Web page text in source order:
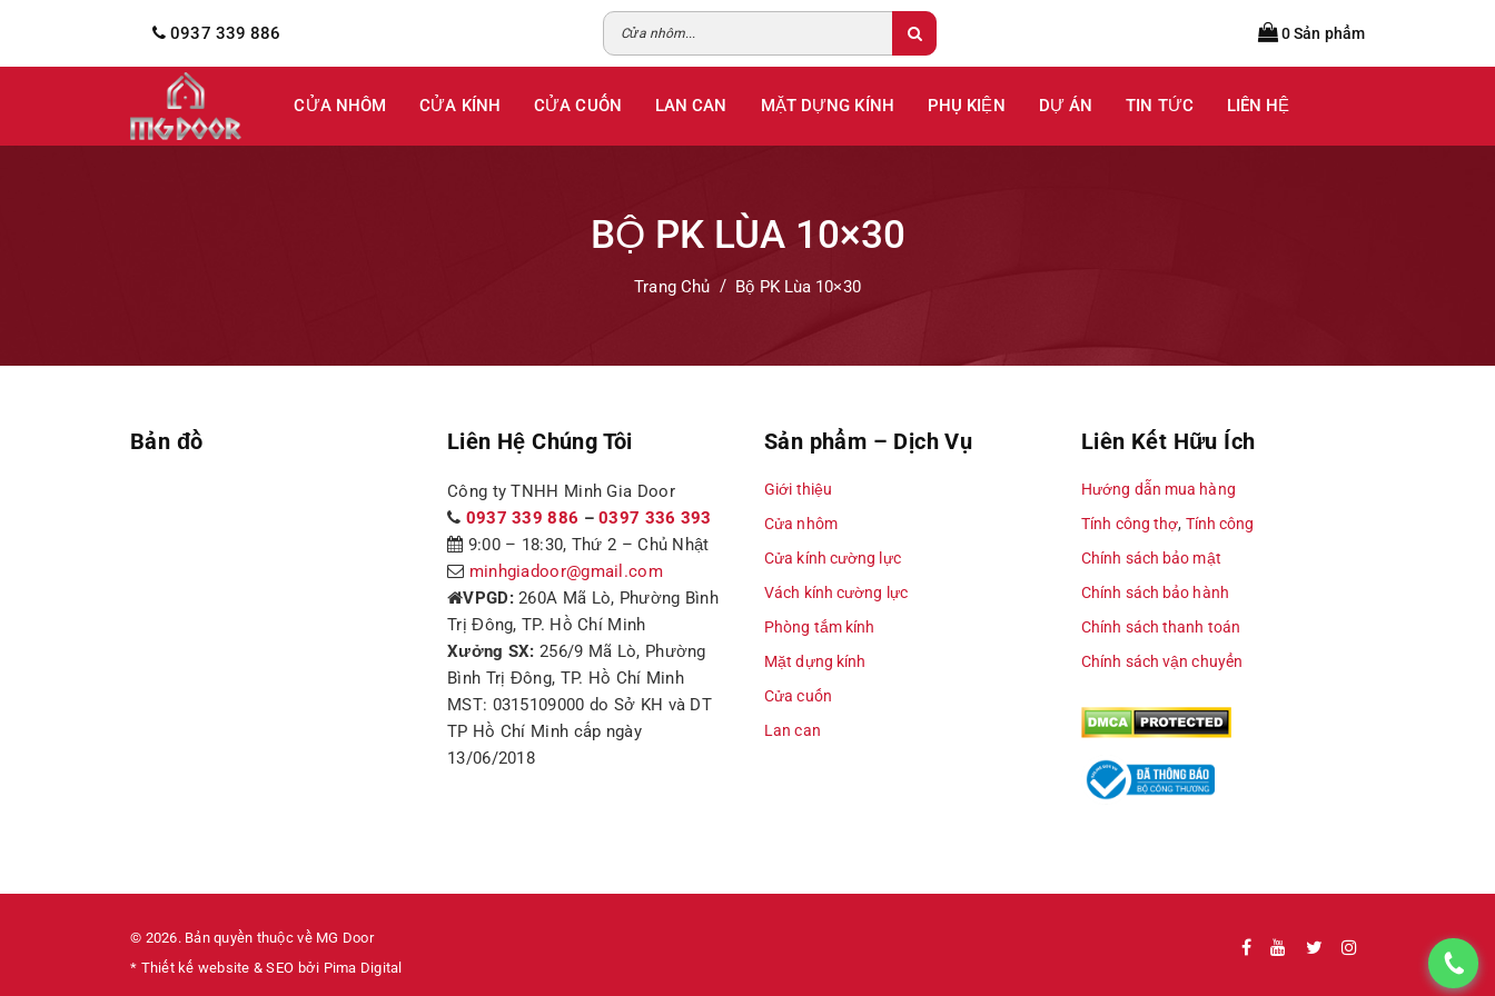
0937 339 886 0 Sản phẩm
CỬA NHÔM CỬA KÍNH CỬA CUỐN LAN CAN MẶT DỰNG KÍNH PHỤ KIỆN DỰ ÁN TIN TỨC LIÊN HỆ
BỘ PK LÙA 10×30
Trang Chủ Bộ PK Lùa 10×30
Bản đồ Liên Hệ Chúng Tôi
Công ty TNHH Minh Gia Door
0937 339 886 –0397 336 393
9:00 – 18:30, Thứ 2 – Chủ Nhật
minhgiadoor@gmail.com
VPGD:260A Mã Lò, Phường Bình
Trị Đông, TP. Hồ Chí Minh
Xưởng SX: 256/9 Mã Lò, Phường
Bình Trị Đông, TP. Hồ Chí Minh
MST: 0315109000 do Sở KH và DT
TP Hồ Chí Minh cấp ngày
13/06/2018
Sản phẩm – Dịch Vụ
Giới thiệu
Cửa nhôm
Cửa kính cường lực
Vách kính cường lực
Phòng tắm kính
Mặt dựng kính
Cửa cuốn
Lan can
Liên Kết Hữu Ích
Hướng dẫn mua hàng
Tính công thợ, Tính công
Chính sách bảo mật
Chính sách bảo hành
Chính sách thanh toán
Chính sách vận chuyển
© 2026. Bản quyền thuộc về MG Door
* Thiết kế website & SEO bởi Pima Digital